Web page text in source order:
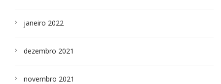
janeiro 2022
dezembro 2021
novembro 2021